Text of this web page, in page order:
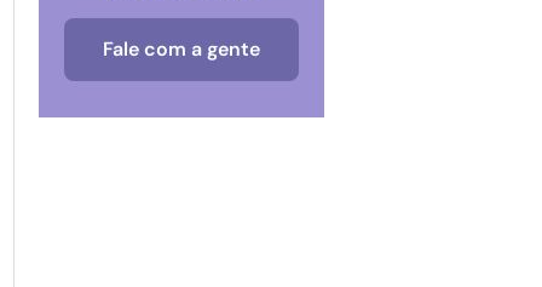
Fale com a gente